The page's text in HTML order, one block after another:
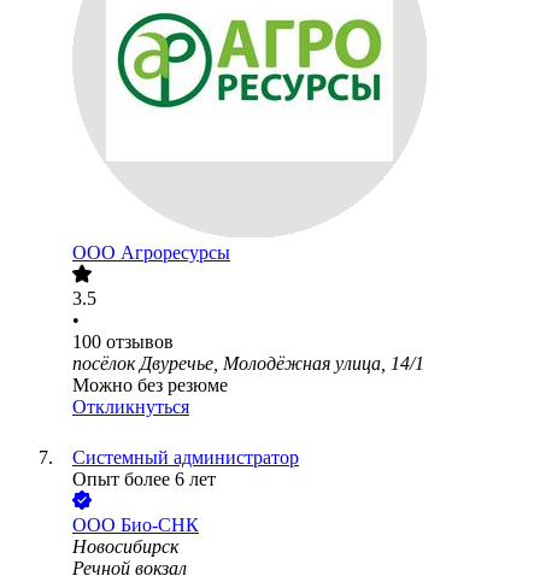
ООО Агроресурсы
3.5
•
100 отзывов
посёлок Двуречье, Молодёжная улица, 14/1
Можно без резюме
Откликнуться
Системный администратор
Опыт более 6 лет
ООО Био-СНК
Новосибирск
Речной вокзал